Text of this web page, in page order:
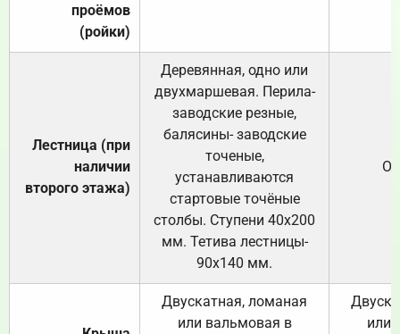
проёмов
(ройки)
Лестница (при
наличии
второго этажа)
Деревянная, одно или
двухмаршевая. Перила-
заводские резные,
балясины- заводские
точеные,
устанавливаются
стартовые точёные
столбы. Ступени 40х200
мм. Тетива лестницы-
90х140 мм.
Двускатная, ломаная
или вальмовая в
или